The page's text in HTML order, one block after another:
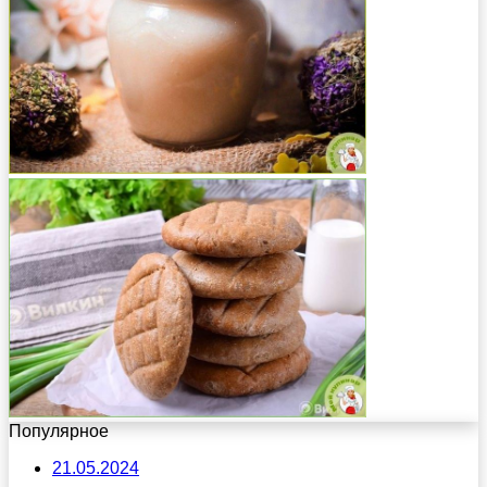
Популярное
21.05.2024